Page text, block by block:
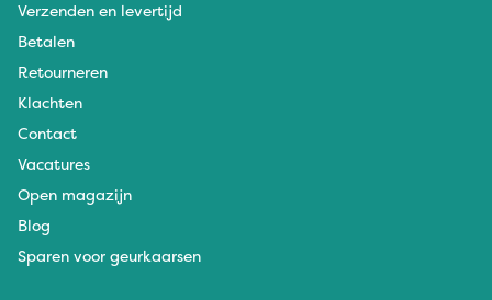
Verzenden en levertijd
Betalen
Retourneren
Klachten
Contact
Vacatures
Open magazijn
Blog
Sparen voor geurkaarsen